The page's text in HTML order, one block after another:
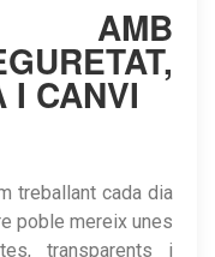
AMB
I CANVI
treballant cada dia
poble mereix unes
transparents i